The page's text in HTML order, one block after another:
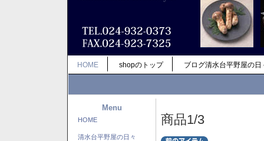
HOME shopのトップ ブログ清水台平野屋の日
Menu
HOME
清水台平野屋の日々
商品1/3